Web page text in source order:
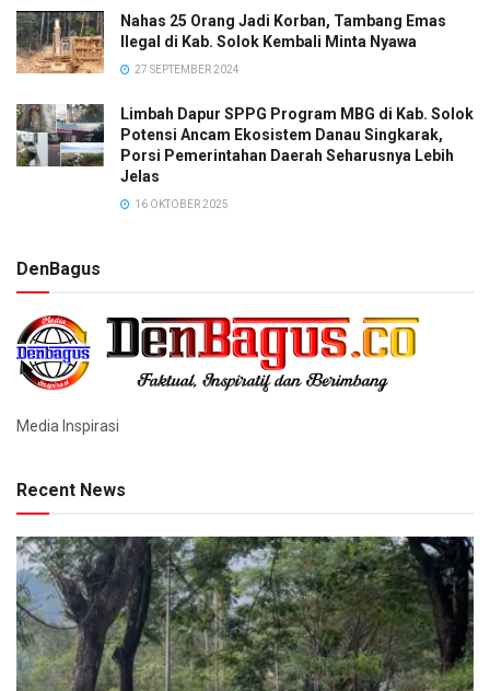
Nahas 25 Orang Jadi Korban, Tambang Emas
Ilegal di Kab. Solok Kembali Minta Nyawa
27 SEPTEMBER 2024
Limbah Dapur SPPG Program MBG di Kab. Solok
Potensi Ancam Ekosistem Danau Singkarak,
Porsi Pemerintahan Daerah Seharusnya Lebih
Jelas
16 OKTOBER 2025
DenBagus
Media Inspirasi
Recent News